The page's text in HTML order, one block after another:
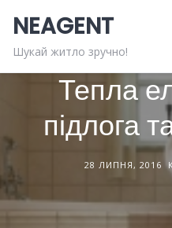
content
NEAGENT
Шукай житло зручно!
БУДІВЕЛЬНІ
Тепла
підлога
28 ЛИПНЯ, 2016